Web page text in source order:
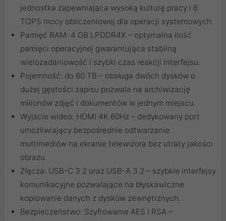
jednostka zapewniająca wysoką kulturę pracy i 6
TOPS mocy obliczeniowej dla operacji systemowych.
Pamięć RAM: 4 GB LPDDR4X – optymalna ilość
pamięci operacyjnej gwarantująca stabilną
wielozadaniowość i szybki czas reakcji interfejsu.
Pojemność: do 60 TB – obsługa dwóch dysków o
dużej gęstości zapisu pozwala na archiwizację
milionów zdjęć i dokumentów w jednym miejscu.
Wyjście wideo: HDMI 4K 60Hz – dedykowany port
umożliwiający bezpośrednie odtwarzanie
multimediów na ekranie telewizora bez utraty jakości
obrazu.
Złącza: USB-C 3.2 oraz USB-A 3.2 – szybkie interfejsy
komunikacyjne pozwalające na błyskawiczne
kopiowanie danych z dysków zewnętrznych.
Bezpieczeństwo: Szyfrowanie AES i RSA –